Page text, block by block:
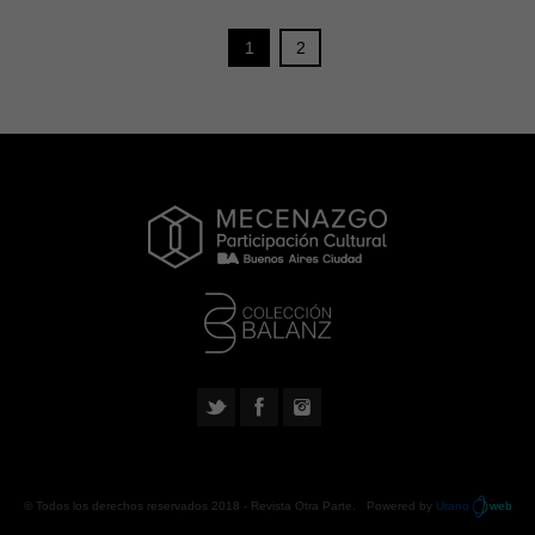
1 2
© Todos los derechos reservados 2018 - Revista Otra Parte . Powered by Urano web